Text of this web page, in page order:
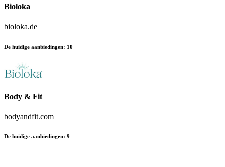
Bioloka
bioloka.de
De huidige aanbiedingen: 10
Body & Fit
bodyandfit.com
De huidige aanbiedingen: 9